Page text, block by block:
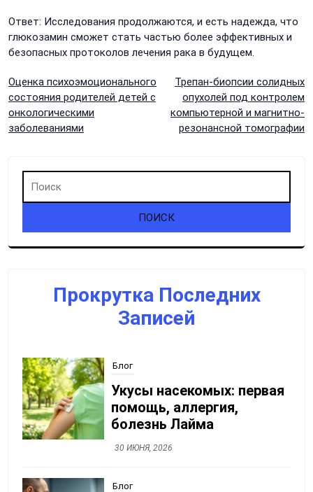
Ответ: Исследования продолжаются, и есть надежда, что
глюкозамин сможет стать частью более эффективных и
безопасных протоколов лечения рака в будущем.
Навигация
по
записям
Оценка психоэмоционального
состояния родителей детей с
онкологическими
заболеваниями
Трепан-биопсии солидных
опухолей под контролем
компьютерной и магнитно-
резонансной томографии
Прокрутка Последних
Записей
Блог
Укусы насекомых: первая
помощь, аллергия,
болезнь Лайма
30 ИЮНЯ, 2026
Блог